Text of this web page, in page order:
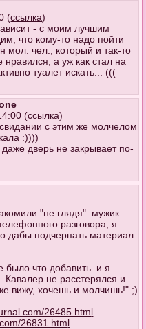
(ссылка)
- с моим лучшим
что кому-то надо пойти
мол. чел., который и так-то
а уж как стал на
туалет искать... (((
(ссылка)
с этим же молчелом
:))))
дверь не закрывает по-
"не глядя". мужик
разговора, я
дабы подчерпать материал
что добавить. и я
не расстерялся и
вижу, хочешь и молчишь!" ;)
26485.html
26831.html